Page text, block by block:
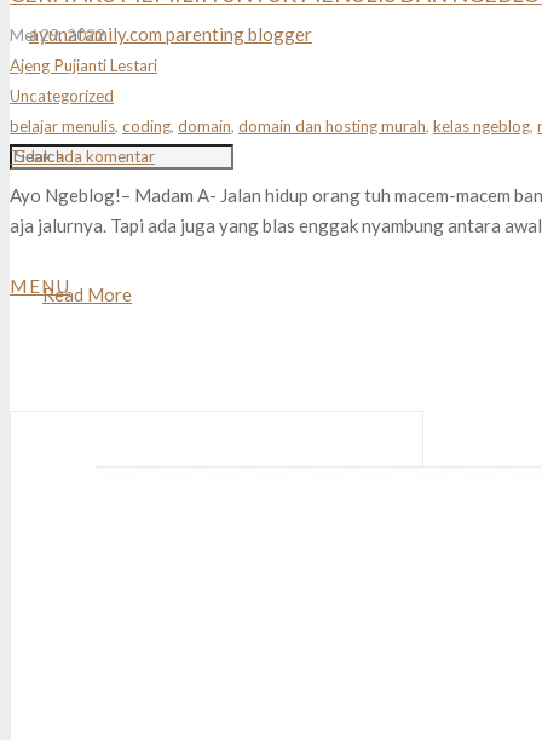
MENU
Mei 29, 2022
Ajeng Pujianti Lestari
Uncategorized
belajar menulis, coding, domain, domain dan hosting murah, kelas ngeblog,
Tidak ada komentar
Ayo Ngeblog!– Madam A- Jalan hidup orang tuh macem-macem
aja jalurnya. Tapi ada juga yang blas enggak nyambung antara
Read More